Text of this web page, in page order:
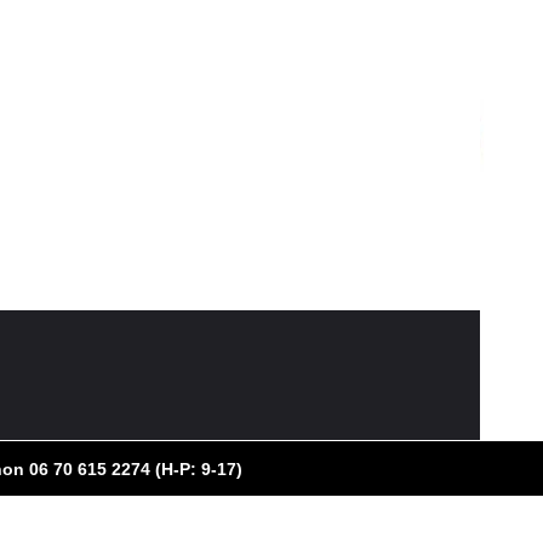
06 70 615 2274 (H-P: 9-17)